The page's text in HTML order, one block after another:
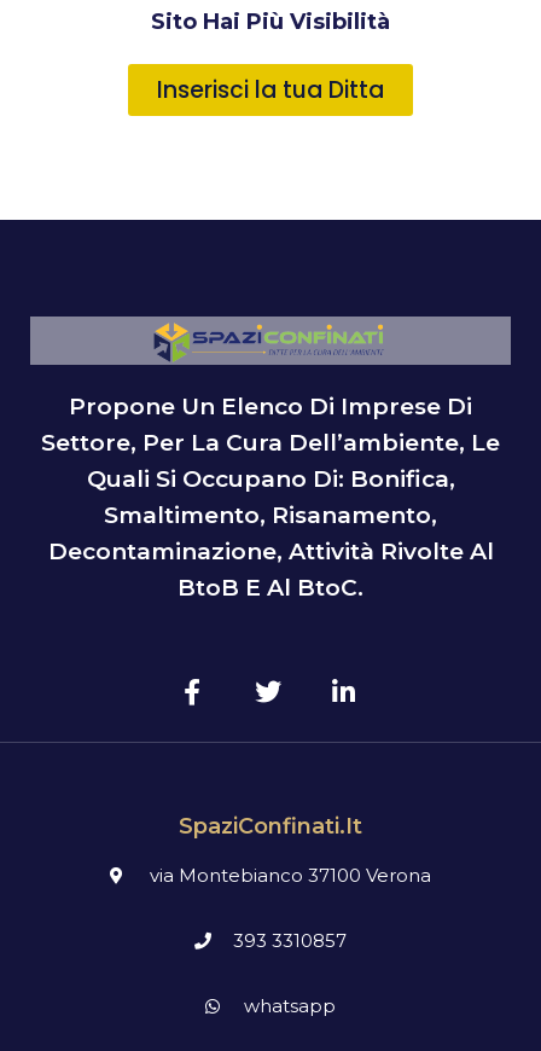
Sito Hai Più Visibilità
Inserisci la tua Ditta
Propone Un Elenco Di Imprese Di
Settore, Per La Cura Dell’ambiente, Le
Quali Si Occupano Di: Bonifica,
Smaltimento, Risanamento,
Decontaminazione, Attività Rivolte Al
BtoB E Al BtoC.
SpaziConfinati.it
via Montebianco 37100 Verona
393 3310857
whatsapp